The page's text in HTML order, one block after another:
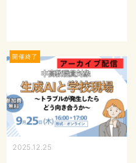
開催終了
2025.12.25